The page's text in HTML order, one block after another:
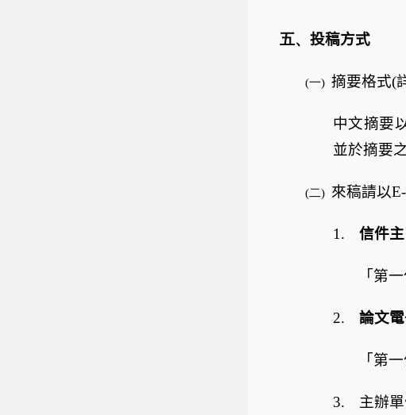
五、 投稿方式
(一) 摘要格式(
中文摘要
並於摘要
(二) 來稿請以
1. 信件
「第
2. 論文
「第
3. 主辦